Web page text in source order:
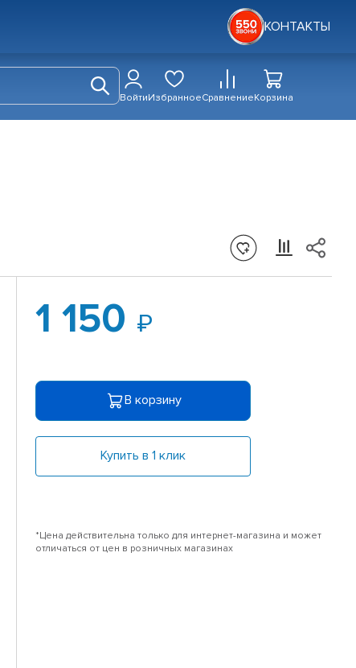
КОНТАКТЫ
ВойтиИзбранноеСравнениеКорзина
1 150
В корзину
Купить в 1 клик
*Цена действительна только для интернет-магазина и может
отличаться от цен в розничных магазинах